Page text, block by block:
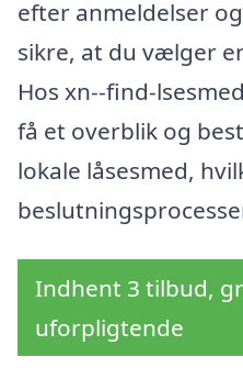
efter anmeldelser
sikre, at du vælger
Hos xn--find-
få et overblik og
lokale låsesmed,
Indhent 3 tilbud,
uforpligtende